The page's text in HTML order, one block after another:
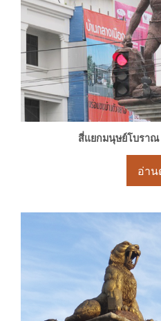
สี่แยกมนุษย์โบราณ
อ่าน